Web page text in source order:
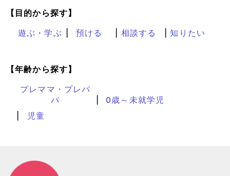
【目的から探す】
遊ぶ・学ぶ 預ける 相談する 知りたい
【年齢から探す】
プレママ・プレパ
パ
0歳～未就学児
児童